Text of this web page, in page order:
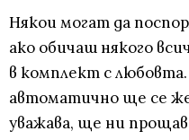
Някои могат да
ако обичаш някого
в комплект с
автоматично ще се
уважава, ще ни